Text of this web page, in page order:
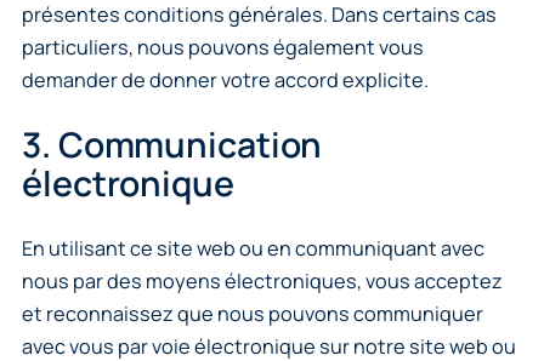
présentes conditions générales. Dans certains cas
particuliers, nous pouvons également vous
demander de donner votre accord explicite.
3. Communication
électronique
En utilisant ce site web ou en communiquant avec
nous par des moyens électroniques, vous acceptez
et reconnaissez que nous pouvons communiquer
avec vous par voie électronique sur notre site web ou